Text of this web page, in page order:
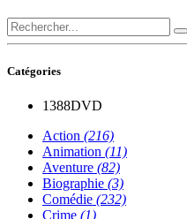
Catégories
1388DVD
Action (216)
Animation (11)
Aventure (82)
Biographie (3)
Comédie (232)
Crime (1)